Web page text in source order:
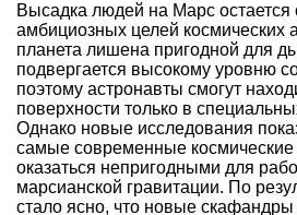
Высадка людей на Марс
амбициозных целей космических
планета лишена пригодной для
подвергается высокому уровню
поэтому астронавты смогут
поверхности только в
Однако новые исследования
самые современные
оказаться непригодными для
марсианской гравитации. По
стало ясно, что новые